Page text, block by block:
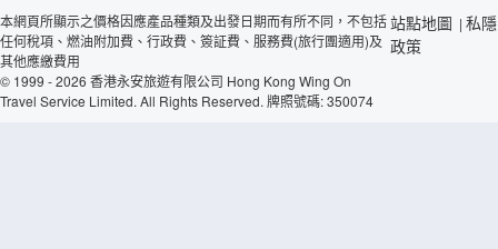
本網頁所顯示之價格因應產品種類及出發日期而有所不同，不包括
任何稅項、燃油附加費、行政費、簽証費、服務費(旅行團適用)及
其他應繳費用
© 1999 - 2026 香港永安旅遊有限公司 Hong Kong Wing On
Travel Service Limited. All Rights Reserved. 牌照號碼: 350074
站點地圖 | 私隱
政策